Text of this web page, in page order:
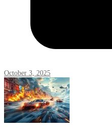
October 3, 2025